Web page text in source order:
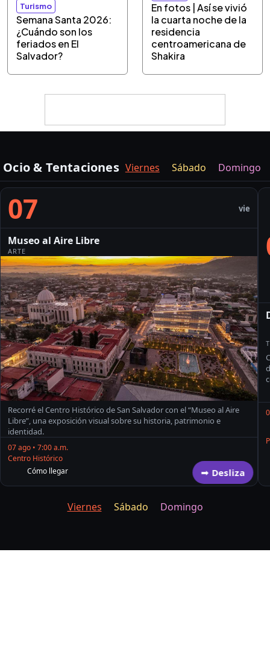
Turismo
Semana Santa 2026:
¿Cuándo son los
feriados en El
Salvador?
En fotos | Así se vivió
la cuarta noche de la
residencia
centroamericana de
Shakira